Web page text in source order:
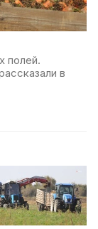
полей.
в